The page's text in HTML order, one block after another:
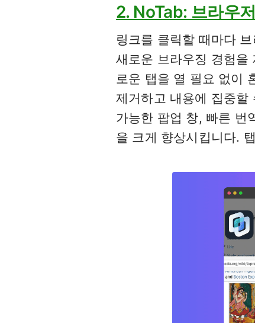
2. NoTab: 브라우
링크를 클릭할 때마다
새로운 브라우징 경험을
로운 탭을 열 필요 없이
제거하고 내용에 집중할
가능한 팝업 창, 빠른 번
을 크게 향상시킵니다.